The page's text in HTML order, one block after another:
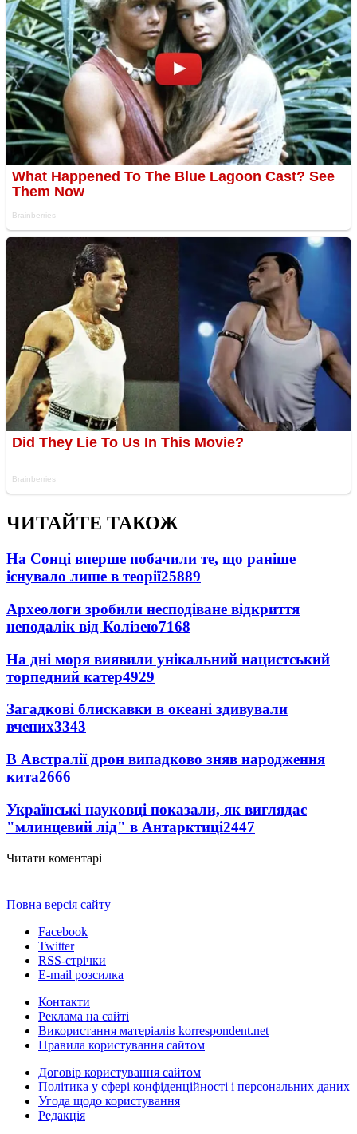
ЧИТАЙТЕ ТАКОЖ
На Сонці вперше побачили те, що раніше
існувало лише в теорії25889
Археологи зробили несподіване відкриття
неподалік від Колізею7168
На дні моря виявили унікальний нацистський
торпедний катер4929
Загадкові блискавки в океані здивували
вчених3343
В Австралії дрон випадково зняв народження
кита2666
Українські науковці показали, як виглядає
"млинцевий лід" в Антарктиці2447
Читати коментарі
Повна версія сайту
Facebook
Twitter
RSS-стрічки
E-mail розсилка
Контакти
Реклама на сайті
Використання матеріалів korrespondent.net
Правила користування сайтом
Договір користування сайтом
Політика у сфері конфіденційності і персональних даних
Угода щодо користування
Редакція